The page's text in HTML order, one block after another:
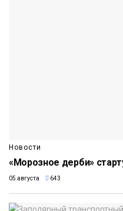
Новости
«Морозное дерби»
05 августа 643